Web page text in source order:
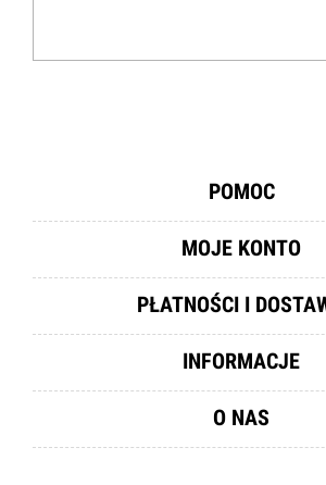
POMOC
MOJE KONTO
PŁATNOŚCI I
INFORMACJE
O NAS